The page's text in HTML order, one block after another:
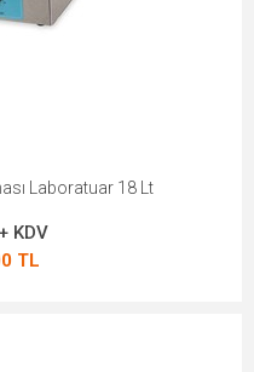
Laboratuar 18 Lt
KDV
TL